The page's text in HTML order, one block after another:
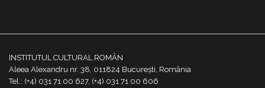
INSTITUTUL CULTURAL ROMÂN
Aleea Alexandru nr. 38, 011824 București, România
Tel.: (+4) 031 71 00 627, (+4) 031 71 00 606